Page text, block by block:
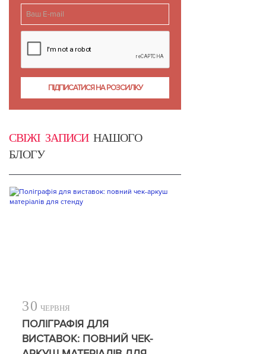
СВІЖІ ЗАПИСИНАШОГО
БЛОГУ
30 ЧЕРВНЯ
ПОЛІГРАФІЯ ДЛЯ
ВИСТАВОК: ПОВНИЙ ЧЕК-